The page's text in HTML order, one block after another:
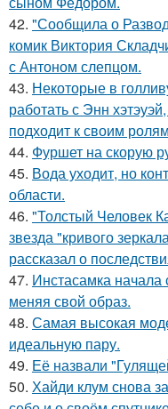
42. "Сообщила о
комик Виктория
с Антоном слепцом.
43. Некоторые в
работать с Энн
подходит к своим
44. Фуршет на скорую
45. Вода уходит, но
области.
46. "Толстый Человек
звезда "кривого
рассказал о
47. Инстасамка начала
меняя свой образ.
48. Самая высокая
идеальную пару.
49. Её назвали
50. Хайди клум снова